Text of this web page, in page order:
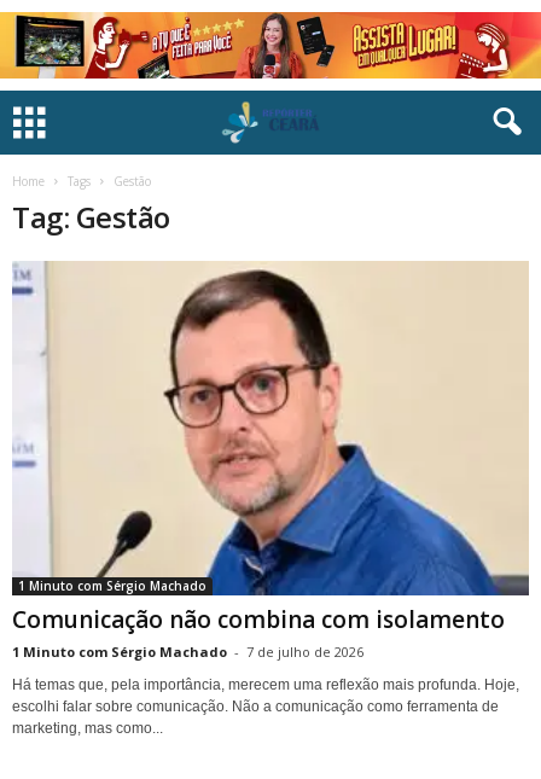
Home Tags Gestão
Tag: Gestão
1 Minuto com Sérgio Machado
Comunicação não combina com isolamento
1 Minuto com Sérgio Machado - 7 de julho de 2026
Há temas que, pela importância, merecem uma reflexão mais profunda. Hoje,
escolhi falar sobre comunicação. Não a comunicação como ferramenta de
marketing, mas como...